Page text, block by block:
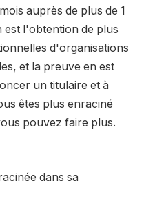
auprès de plus de 1
est l'obtention de plus
d'organisations
et la preuve en est
un titulaire et à
êtes plus enraciné
pouvez faire plus.
dans sa